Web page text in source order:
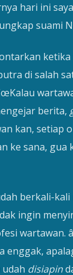
hari ini
suami
ketika
di salah
berita,
kan, setiap
ke sana, gua
berkali-
ingin
enggak,
disiapin